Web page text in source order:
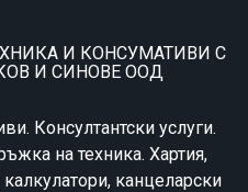
И КОНСУМАТИВИ С
И СИНОВЕ ООД
Консултантски услуги.
на техника. Хартия,
канцеларски